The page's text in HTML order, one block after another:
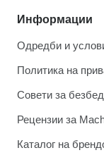
Информации
Одредби и
Политика на
Совети за
Рецензии за
Каталог на